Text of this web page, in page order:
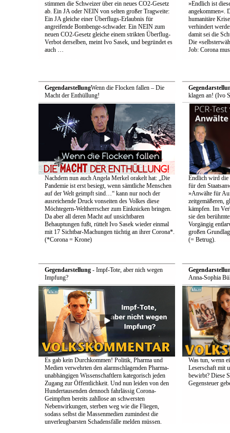
stimmen die Schweizer über ein neues CO2-Gesetz
ab. Ein JA oder NEIN von selten großer Tragweite:
Ein JA gleiche einer Überflugs-Erlaubnis für
angreifende Bombenge-schwader. Ein NEIN zum
neuen CO2-Gesetz gleiche einem strikten Überflug-
Verbot derselben, meint Ivo Sasek, und begründet es
auch …
»Endlich ist
angekommen«.
humanitäre
verhindert
damit sei die
Die
Job: Corona
GegendarstellungWenn die Flocken fallen – Die
Macht der Enthüllung!
Nachdem nun auch Angela Merkel orakelt hat: „Die
Pandemie ist erst besiegt, wenn sämtliche Menschen
auf der Welt geimpft sind…“ kann nur noch der
ausreichende Druck vonseiten des Volkes diese
Möchtegern-Weltherrscher zum Einknicken bringen.
Da aber all deren Macht auf unsichtbaren
Behauptungen fußt, rüttelt Ivo Sasek wieder einmal
mit 17 Sichtbar-Machungen tüchtig an ihrer Corona*.
(*Corona = Krone)
klagen an! (Ivo
Endlich wird die
für den
»Anwälte für
zeitgemäßeren,
kämpfen. Im
sie den
Vorgängig
großen
(= Betrug).
Gegendarstellung- Impf-Tote, aber nich wegen
Impfung?
Es gab kein Durchkommen! Politik, Pharma und
Medien verwehrten den alarmschlagenden Pharma-
unabhängigen Wissenschaftlern kategorisch jeden
Zugang zur Öffentlichkeit. Und nun leiden von den
Hundertausenden dennoch fahrlässig Corona-
Geimpften bereits zahllose an schwersten
Nebenwirkungen, sterben weg wie die Fliegen,
sodass selbst die Massenmedien zumindest die
unverleugbarsten Schadensfälle melden müssen.
Anna-Sophia
Was tun, wenn
Leserschaft mit
bewirbt? Diese
Gegensteuer